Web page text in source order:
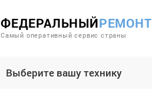
ФЕДЕРАЛЬНЫЙРЕМОНТ
Самый оперативный сервис страны
Выберите вашу технику